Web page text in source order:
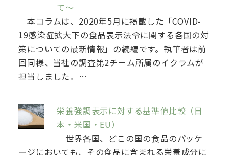
て～
本コラムは、2020年5月に掲載した「COVID-
19感染症拡大下の食品表示法令に関する各国の対
策についての最新情報」の続編です。執筆者は前
回同様、当社の調査第2チーム所属のイクラムが
担当しました。…
栄養強調表示に対する基準値比較（日
本・米国・EU）
世界各国、どこの国の食品のパッケ
ージにおいても、その食品に含まれる栄養成分に